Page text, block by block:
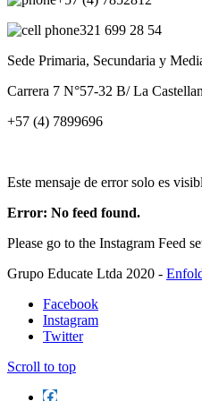
321 699 28 54
Sede Primaria, Secundaria y
Carrera 7 N°57-32 B/ La
+57 (4) 7899696
Este mensaje de error solo es
Error: No feed found.
Please go to the Instagram Feed
Grupo Educate Ltda 2020 -
Facebook
Instagram
Twitter
Scroll to top